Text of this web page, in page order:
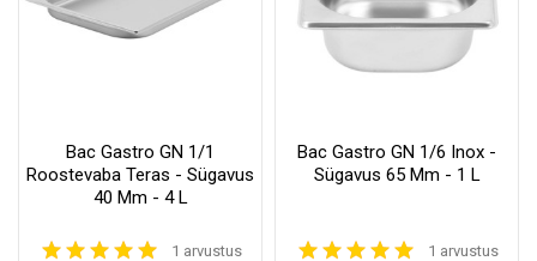
Bac Gastro GN 1/1
Roostevaba Teras - Sügavus
40 Mm - 4 L
1 arvustus
Bac Gastro GN 1/6 Inox -
Sügavus 65 Mm - 1 L
1 arvustus